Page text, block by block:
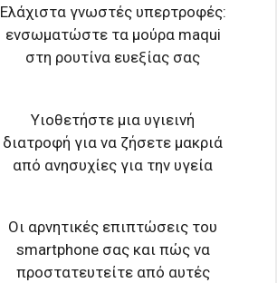
Ελάχιστα γνωστές υπερτροφές:
ενσωματώστε τα μούρα maqui
στη ρουτίνα ευεξίας σας
Υιοθετήστε μια υγιεινή
διατροφή για να ζήσετε μακριά
από ανησυχίες για την υγεία
Οι αρνητικές επιπτώσεις του
smartphone σας και πώς να
προστατευτείτε από αυτές